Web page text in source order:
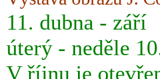
11. dubna - září
úterý - neděle
V říjnu je